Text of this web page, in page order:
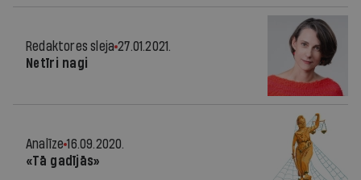
Redaktores sleja 27.01.2021.
Netīri nagi
Analīze 16.09.2020.
«Tā gadījās»